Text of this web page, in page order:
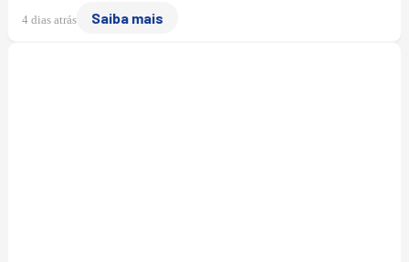
4 dias atrás Saiba mais